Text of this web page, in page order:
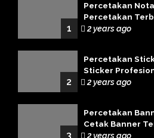
1
Percetakan
Percetakan
2 years ago
2
Percetakan
Sticker
2 years ago
3
Percetakan
Cetak Banner
2 years ago